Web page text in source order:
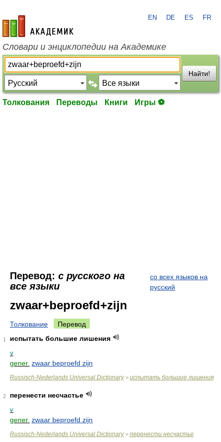
academic.ru
EN DE ES FR
Словари и энциклопедии на Академике
Найти!
Толкования Переводы Книги Игры ⚽
Перевод: с русского на
все языки
со всех языков на
русский
zwaar+beproefd+zijn
Толкование Перевод
1
испытать большие лишения
v
gener. zwaar beproefd zijn
Russisch-Nederlands Universal Dictionary> испытать большие лишения
2
перенести несчастье
v
gener. zwaar beproefd zijn
Russisch-Nederlands Universal Dictionary> перенести несчастье